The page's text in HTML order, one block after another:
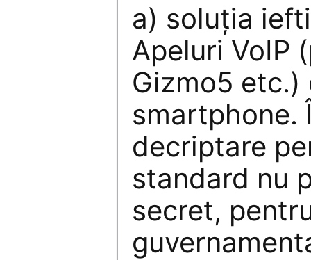
a) soluţia
Apeluri VoIP
Gizmo5 etc.)
smartphone.
decriptare
standard nu
secret,